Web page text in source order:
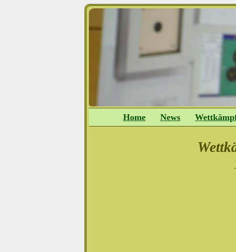
Home News